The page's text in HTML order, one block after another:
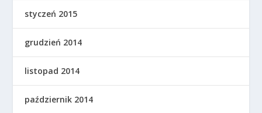
styczeń 2015
grudzień 2014
listopad 2014
październik 2014